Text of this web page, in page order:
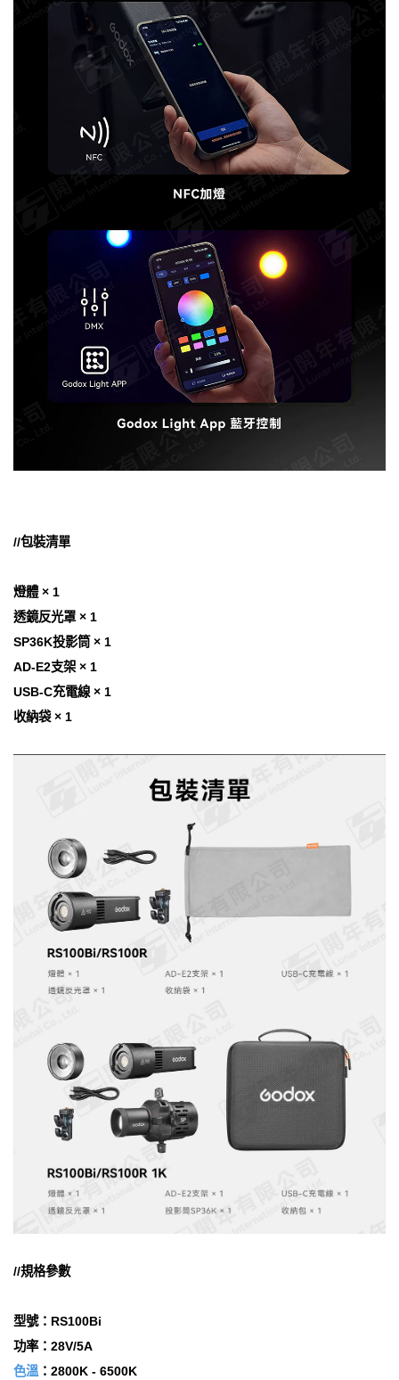
//包裝清單
燈體 × 1
透鏡反光罩 × 1
SP36K投影筒 × 1
AD-E2支架 × 1
USB-C充電線 × 1
收納袋 × 1
//規格參數
型號：RS100Bi
功率：28V/5A
色溫 ：2800K - 6500K